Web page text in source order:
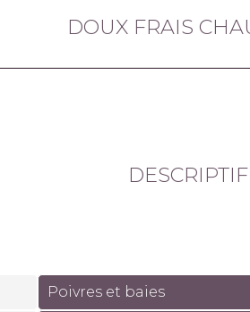
DOUX FRAIS
Poivres et baies